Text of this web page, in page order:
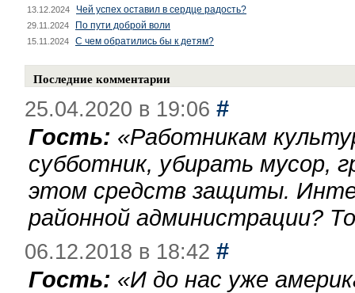
13.12.2024 Чей успех оставил в сердце радость?
29.11.2024 По пути доброй воли
15.11.2024 С чем обратились бы к детям?
Последние комментарии
25.04.2020 в 19:06 #
Гость: «Работникам
субботник, убирать мусор,
этом средств защиты.
районной администрации?
06.12.2018 в 18:42 #
Гость: «И до нас уже